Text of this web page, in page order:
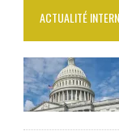
ACTUALITÉ